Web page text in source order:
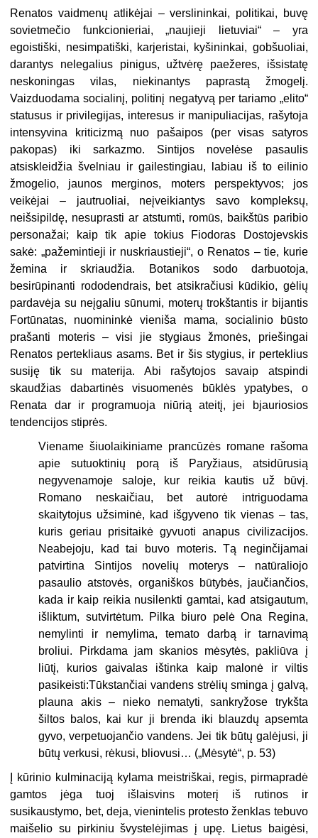
Renatos vaidmenų atlikėjai – verslininkai, politikai, buvę
sovietmečio funkcionieriai, „naujieji lietuviai“ – yra
egoistiški, nesimpatiški, karjeristai, kyšininkai, gobšuoliai,
darantys nelegalius pinigus, užtvėrę paežeres, išsistatę
neskoningas vilas, niekinantys paprastą žmogelį.
Vaizduodama socialinį, politinį negatyvą per tariamo „elito“
statusus ir privilegijas, interesus ir manipuliacijas, rašytoja
intensyvina kriticizmą nuo pašaipos (per visas satyros
pakopas) iki sarkazmo. Sintijos novelėse pasaulis
atsiskleidžia švelniau ir gailestingiau, labiau iš to eilinio
žmogelio, jaunos merginos, moters perspektyvos; jos
veikėjai – jautruoliai, neįveikiantys savo kompleksų,
neišsipildę, nesuprasti ar atstumti, romūs, baikštūs paribio
personažai; kaip tik apie tokius Fiodoras Dostojevskis
sakė: „pažemintieji ir nuskriaustieji“, o Renatos – tie, kurie
žemina ir skriaudžia. Botanikos sodo darbuotoja,
besirūpinanti rododendrais, bet atsikračiusi kūdikio, gėlių
pardavėja su neįgaliu sūnumi, moterų trokštantis ir bijantis
Fortūnatas, nuomininkė vieniša mama, socialinio būsto
prašanti moteris – visi jie stygiaus žmonės, priešingai
Renatos pertekliaus asams. Bet ir šis stygius, ir perteklius
susiję tik su materija. Abi rašytojos savaip atspindi
skaudžias dabartinės visuomenės būklės ypatybes, o
Renata dar ir programuoja niūrią ateitį, jei bjauriosios
tendencijos stiprės.
Viename šiuolaikiniame prancūzės romane rašoma
apie sutuoktinių porą iš Paryžiaus, atsidūrusią
negyvenamoje saloje, kur reikia kautis už būvį.
Romano neskaičiau, bet autorė intriguodama
skaitytojus užsiminė, kad išgyveno tik vienas – tas,
kuris geriau prisitaikė gyvuoti anapus civilizacijos.
Neabejoju, kad tai buvo moteris. Tą neginčijamai
patvirtina Sintijos novelių moterys – natūraliojo
pasaulio atstovės, organiškos būtybės, jaučiančios,
kada ir kaip reikia nusilenkti gamtai, kad atsigautum,
išliktum, sutvirtėtum. Pilka biuro pelė Ona Regina,
nemylinti ir nemylima, temato darbą ir tarnavimą
broliui. Pirkdama jam skanios mėsytės, pakliūva į
liūtį, kurios gaivalas ištinka kaip malonė ir viltis
pasikeisti:Tūkstančiai vandens strėlių sminga į galvą,
plauna akis – nieko nematyti, sankryžose trykšta
šiltos balos, kai kur ji brenda iki blauzdų apsemta
gyvo, verpetuojančio vandens. Jei tik būtų galėjusi, ji
būtų verkusi, rėkusi, bliovusi… („Mėsytė“, p. 53)
Į kūrinio kulminaciją kylama meistriškai, regis, pirmapradė
gamtos jėga tuoj išlaisvins moterį iš rutinos ir
susikaustymo, bet, deja, vienintelis protesto ženklas tebuvo
maišelio su pirkiniu švystelėjimas į upę. Lietus baigėsi,